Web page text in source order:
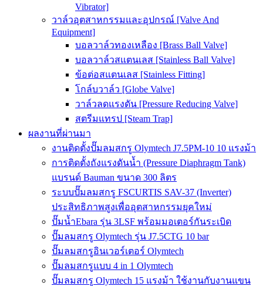
Vibrator]
วาล์วอุตสาหกรรมและอุปกรณ์ [Valve And
Equipment]
บอลวาล์วทองเหลือง [Brass Ball Valve]
บอลวาล์วสแตนเลส [Stainless Ball Valve]
ข้อต่อสแตนเลส [Stainless Fitting]
โกล์บวาล์ว [Globe Valve]
วาล์วลดแรงดัน [Pressure Reducing Valve]
สตรีมแทรป [Steam Trap]
ผลงานที่ผ่านมา
งานติดตั้งปั๊มลมสกรู Olymtech J7.5PM-10 10 แรงม้า
การติดตั้งถังแรงดันน้ำ (Pressure Diaphragm Tank)
แบรนด์ Bauman ขนาด 300 ลิตร
ระบบปั๊มลมสกรู FSCURTIS SAV-37 (Inverter)
ประสิทธิภาพสูงเพื่ออุตสาหกรรมยุคใหม่
ปั๊มน้ำEbara รุ่น 3LSF พร้อมมอเตอร์กันระเบิด
ปั๊มลมสกรู Olymtech รุ่น J7.5CTG 10 bar
ปั๊มลมสกรูอินเวอร์เตอร์ Olymtech
ปั๊มลมสกรูแบบ 4 in 1 Olymtech
ปั๊มลมสกรู Olymtech 15 แรงม้า ใช้งานกับงานแขน